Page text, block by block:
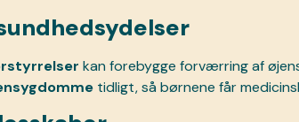
kan forebygge forværring af
tidligt, så børnene får